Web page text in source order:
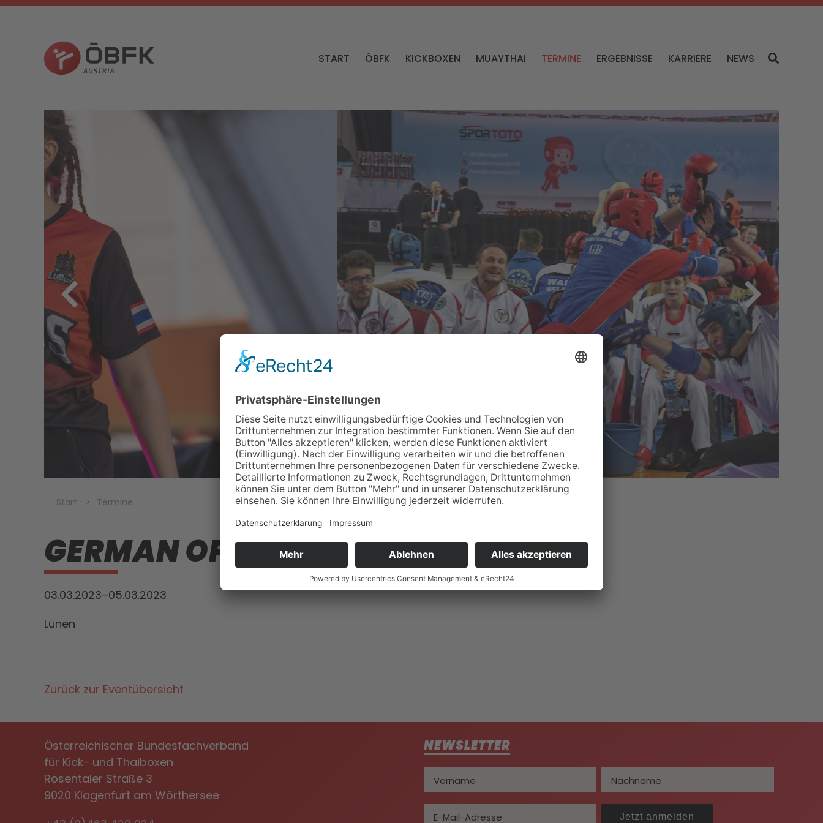
START ÖBFK KICKBOXEN MUAYTHAI TERMINE ERGEBNISSE KARRIERE NEWS
Start Termine
GERMAN OPEN 2023
03.03.2023–05.03.2023
Lünen
Zurück zur Eventübersicht
Österreichischer Bundesfachverband
für Kick- und Thaiboxen
Rosentaler Straße 3
9020 Klagenfurt am Wörthersee
NEWSLETTER
Jetzt anmelden